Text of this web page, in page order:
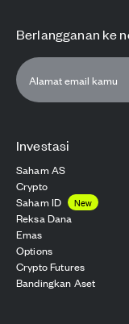
Investasi
Saham AS
Crypto
Saham ID
New
Reksa Dana
Emas
Options
Crypto Futures
Bandingkan Aset
Berlangganan ke